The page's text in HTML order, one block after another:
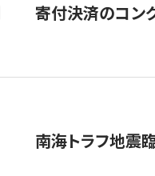
寄付決済のコン
南海トラフ地震